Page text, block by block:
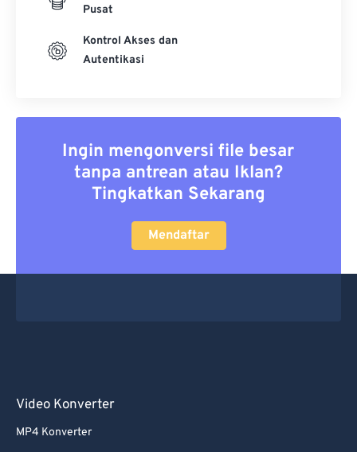
Pusat
Kontrol Akses dan
Autentikasi
Ingin mengonversi file besar
tanpa antrean atau Iklan?
Tingkatkan Sekarang
Mendaftar
Video Konverter
MP4 Konverter